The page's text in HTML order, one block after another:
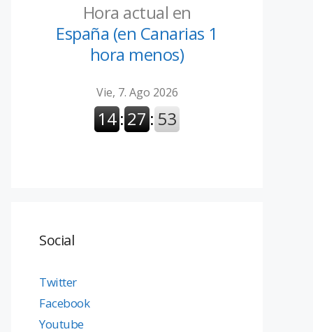
Hora actual en
España (en Canarias 1
hora menos)
Social
Twitter
Facebook
Youtube